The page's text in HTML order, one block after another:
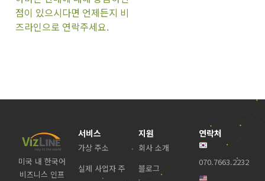
점이 있으시다면 언제든지 비
즈라인으로 연락주세요.
미국 내 한국어
비즈니스 인프
서비스
가상 주소
실제 사업자 주
지원
회사 소개
블로그
연락처
070.7663.2232